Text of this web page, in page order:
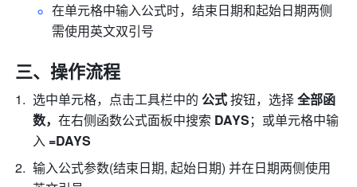
在单元格中输入公式时，结束日期和起始日期两侧
需使用英文双引号
三、操作流程
选中单元格，点击工具栏中的 公式 按钮，选择 全部函
数，在右侧函数公式面板中搜索 DAYS；或单元格中输
入 =DAYS
输入公式参数(结束日期, 起始日期) 并在日期两侧使用